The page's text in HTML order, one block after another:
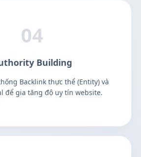
04
Building
Backlink thực thể (Entity) và
để gia tăng độ uy tín website.